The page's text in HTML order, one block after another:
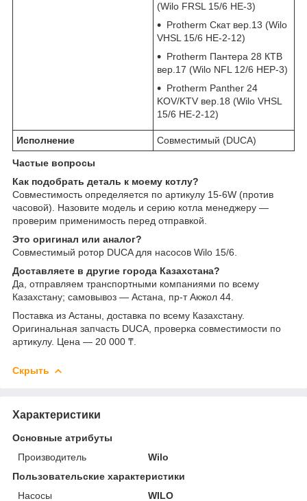
(Wilo FRSL 15/6 HE-3)
Protherm Скат вер.13 (Wilo
VHSL 15/6 HE-2-12)
Protherm Пантера 28 КТВ
вер.17 (Wilo NFL 12/6 HEP-3)
Protherm Panther 24
KOV/KTV вер.18 (Wilo VHSL
15/6 HE-2-12)
Исполнение Совместимый (DUCA)
Частые вопросы
Как подобрать деталь к моему котлу?
Совместимость определяется по артикулу 15-6W (против
часовой). Назовите модель и серию котла менеджеру —
проверим применимость перед отправкой.
Это оригинал или аналог?
Совместимый ротор DUCA для насосов Wilo 15/6.
Доставляете в другие города Казахстана?
Да, отправляем транспортными компаниями по всему
Казахстану; самовывоз — Астана, пр-т Акжол 44.
Поставка из Астаны, доставка по всему Казахстану.
Оригинальная запчасть DUCA, проверка совместимости по
артикулу. Цена — 20 000 ₸.
Скрыть
Характеристики
Основные атрибуты
Производитель
Wilo
Пользовательские характеристики
Насосы
WILO